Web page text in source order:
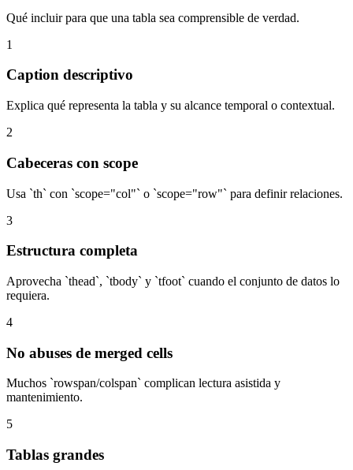
Qué incluir para que una tabla sea comprensible de verdad.
1
Caption descriptivo
Explica qué representa la tabla y su alcance temporal o contextual.
2
Cabeceras con scope
Usa `th` con `scope="col"` o `scope="row"` para definir relaciones.
3
Estructura completa
Aprovecha `thead`, `tbody` y `tfoot` cuando el conjunto de datos lo
requiera.
4
No abuses de merged cells
Muchos `rowspan/colspan` complican lectura asistida y
mantenimiento.
5
Tablas grandes